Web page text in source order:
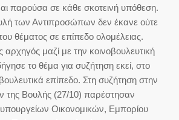
παρούσα σε κάθε σκοτεινή υπόθεση.
των Αντιπροσώπων δεν έκανε ούτε
θέματος σε επίπεδο ολομέλειας.
αρχηγός μαζί με την κοινοβουλευτική
το θέμα για συζήτηση εκεί, στο
επίπεδο. Στη συζήτηση στην
της Βουλής (27/10) παρέστησαν
Οικονομικών, Εμπορίου